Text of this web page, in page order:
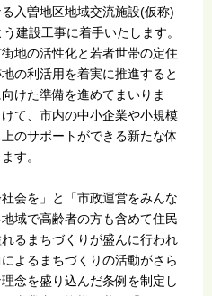
入曽地区地域交流施設(仮称)
建設工事に着手いたします。
地の活性化と若者世帯の定住
の利活用を着実に推進すると
けた準備を進めてまいりま
て、市内の中小企業や小規模
のサポートができる新たな体
す。
会を」と「市政運営をみんな
域で高齢者の方も含めて住民
るまちづくりが盛んに行われ
よるまちづくりの活動がさら
念を盛り込んだ条例を制定し